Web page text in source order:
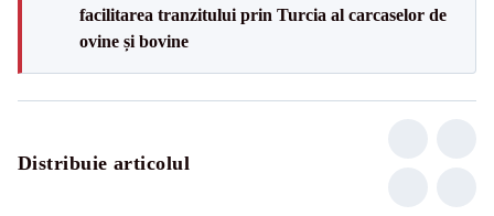
facilitarea tranzitului prin Turcia al carcaselor de
ovine și bovine
Distribuie articolul